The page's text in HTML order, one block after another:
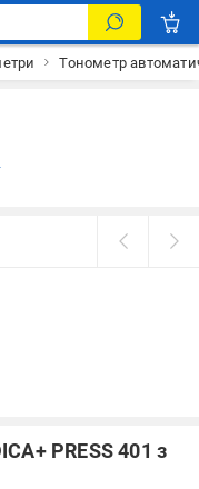
Тонометр
PRESS 401 з